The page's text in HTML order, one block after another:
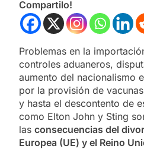
Compartilo!
Problemas en la
controles aduaneros,
aumento del nacionalismo
por la provisión de
y hasta el descontento de
como Elton John y Sting
las consecuencias del
Europea (UE) y el Reino